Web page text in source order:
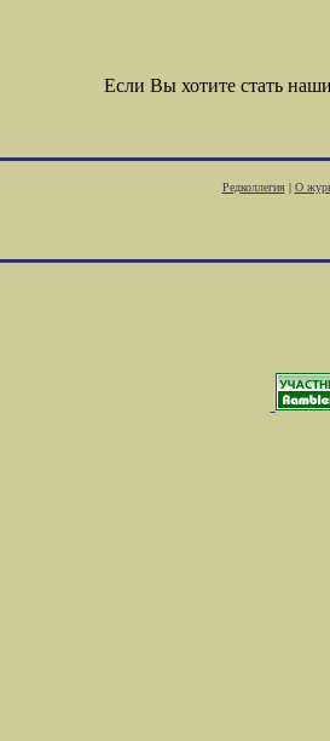
Если Вы хотите стать
Редколлегия| О